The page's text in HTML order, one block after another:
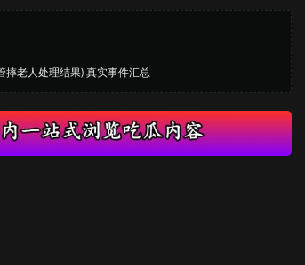
摔老人处理结果) 真实事件汇总